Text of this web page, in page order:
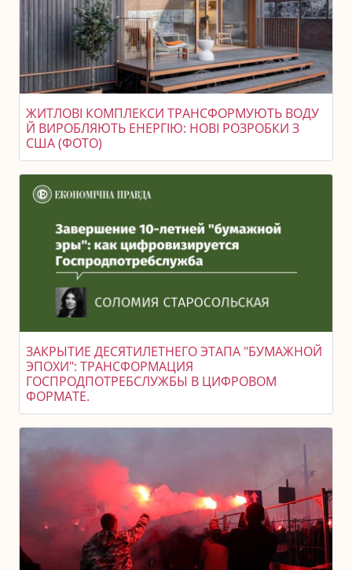
ЖИТЛОВІ КОМПЛЕКСИ ТРАНСФОРМУЮТЬ ВОДУ
Й ВИРОБЛЯЮТЬ ЕНЕРГІЮ: НОВІ РОЗРОБКИ З
США (ФОТО)
ЗАКРЫТИЕ ДЕСЯТИЛЕТНЕГО ЭТАПА "БУМАЖНОЙ
ЭПОХИ": ТРАНСФОРМАЦИЯ
ГОСПРОДПОТРЕБСЛУЖБЫ В ЦИФРОВОМ
ФОРМАТЕ.